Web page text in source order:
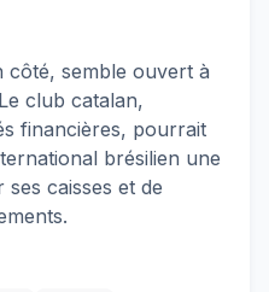
côté, semble ouvert à
club catalan,
financières, pourrait
brésilien une
caisses et de
.